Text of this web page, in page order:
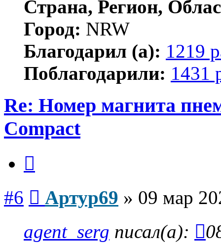
Страна, Регион,
Город: NRW
Благодарил (а): 1219
Поблагодарили: 1431
Re: Номер магнита
Compact
#6 Артур69 » 09 мар
agent_serg писал(а):